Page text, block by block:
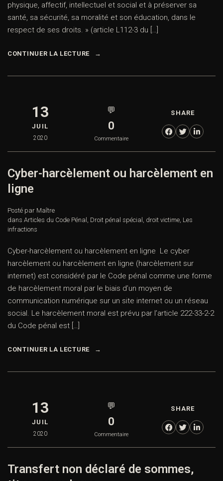
physique, affectif, intellectuel et social et à préserver sa
santé, sa sécurité, sa moralité et son éducation, dans le
respect de ses droits. » (article L112-3 du […]
CONTINUER LA LECTURE
13
JUIL
2020
💬
0
Commentaire
SHARE
Cyber-harcèlement ou harcèlement en
ligne
Posté par Maître
dans Articles du Code Pénal , Droit pénal spécial , droit victime, Les
infractions
Cyber-harcèlement ou harcèlement en ligne Le cyber
harcèlement ou harcèlement en ligne (harcèlement sur
internet) est considéré par le Code pénal comme une forme
de harcèlement moral par le biais d’un moyen de
communication numérique sur un site internet ou un réseau
social. Le harcèlement moral est prévu par l’article 222-33-2-2
du Code pénal est […]
CONTINUER LA LECTURE
13
JUIL
2020
💬
0
Commentaire
SHARE
Transfert non déclaré de sommes,